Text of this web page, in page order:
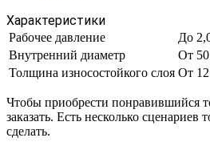
Характеристики
Рабочее давление
До
Внутренний диаметр
От
Толщина износостойкого слоя От
Чтобы приобрести понравившийся
заказать. Есть несколько сценариев
сделать.